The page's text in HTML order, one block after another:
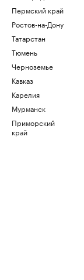
Пермский край
Ростов-на-Дону
Татарстан
Тюмень
Черноземье
Кавказ
Карелия
Мурманск
Приморский
край